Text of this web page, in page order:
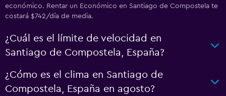
económico. Rentar un Económico en Santiago de Compostela te
costará $742/día de media.
¿Cuál es el límite de velocidad en
Santiago de Compostela, España?
¿Cómo es el clima en Santiago de
Compostela, España en agosto?